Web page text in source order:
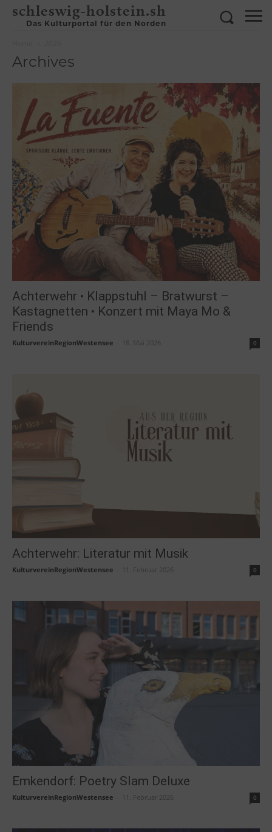
schleswig-holstein.sh
Das Kulturportal für den Norden
Archives
Achterwehr • Klappstuhl – Bratwurst –
Kastagnetten • Konzert mit Maya Mo &
Friends
KulturvereinRegionWestensee 18. Mai 2026 0
Achterwehr: Literatur mit Musik
KulturvereinRegionWestensee 11. Februar 2026 0
Emkendorf: Poetry Slam Deluxe
KulturvereinRegionWestensee 11. Februar 2026 0